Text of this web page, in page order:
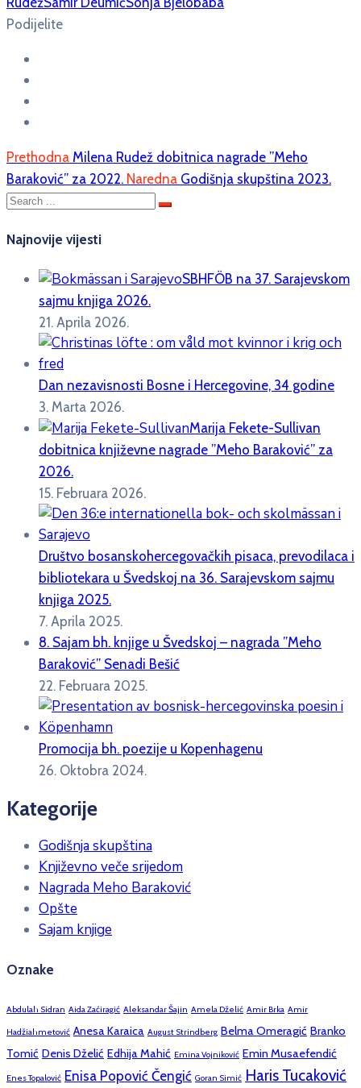
Podijelite
Prethodna Milena Rudež dobitnica nagrade ”Meho
Baraković” za 2022. Naredna Godišnja skupština 2023.
Najnovije vijesti
SBHFÖB na 37. Sarajevskom
sajmu knjiga 2026.
21. Aprila 2026.
Dan nezavisnosti Bosne i Hercegovine, 34 godine
3. Marta 2026.
Marija Fekete-Sullivan
dobitnica književne nagrade ”Meho Baraković” za
2026.
15. Februara 2026.
Društvo bosanskohercegovačkih pisaca, prevodilaca i
bibliotekara u Švedskoj na 36. Sarajevskom sajmu
knjiga 2025.
7. Aprila 2025.
8. Sajam bh. knjige u Švedskoj – nagrada ”Meho
Baraković” Senadi Bešić
22. Februara 2025.
Promocija bh. poezije u Kopenhagenu
26. Oktobra 2024.
Kategorije
Godišnja skupština
Književno veče srijedom
Nagrada Meho Baraković
Opšte
Sajam knjige
Oznake
Abdulah Sidran Aida Zaćiragić Aleksandar Šajin Amela Dželić Amir Brka Amir
Hadžiahmetović Anesa Karaica August Strindberg Belma Omeragić Branko
Tomić Denis Dželić Edhija Mahić Emina Vojniković Emin Musaefendić
Enes Topalović Enisa Popović Čengić Goran Simić Haris Tucaković